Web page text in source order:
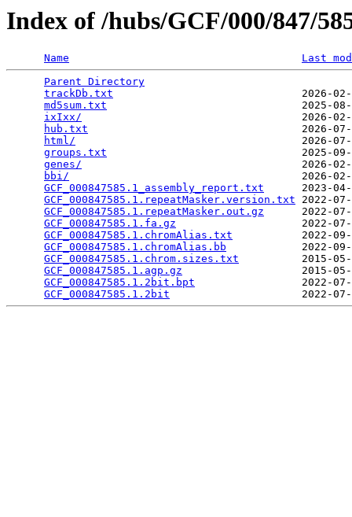
Index of /hubs/GCF/000/847/
Name
Last
Parent Directory
trackDb.txt
2026-
md5sum.txt
2025-
ixIxx/
2026-
hub.txt
2026-
html/
2026-
groups.txt
2025-
genes/
2026-
bbi/
2026-
GCF_000847585.1_assembly_report.txt
2023-
GCF_000847585.1.repeatMasker.version.txt 2022-
GCF_000847585.1.repeatMasker.out.gz
2022-
GCF_000847585.1.fa.gz
2022-
GCF_000847585.1.chromAlias.txt
2022-
GCF_000847585.1.chromAlias.bb
2022-
GCF_000847585.1.chrom.sizes.txt
2015-
GCF_000847585.1.agp.gz
2015-
GCF_000847585.1.2bit.bpt
2022-
GCF_000847585.1.2bit